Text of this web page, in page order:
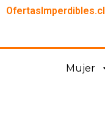
OfertasImperdibles.cl
Mujer